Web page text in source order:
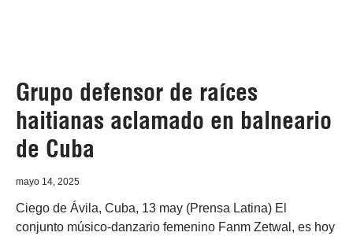
Grupo defensor de raíces
haitianas aclamado en balneario
de Cuba
mayo 14, 2025
Ciego de Ávila, Cuba, 13 may (Prensa Latina) El
conjunto músico-danzario femenino Fanm Zetwal, es hoy